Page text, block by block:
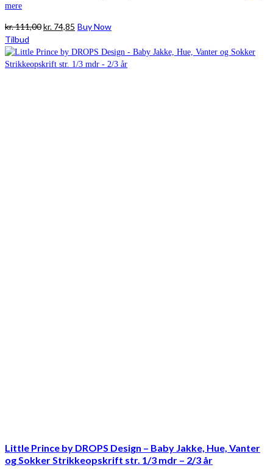
mere
kr.111,00Den
pris
var:
kr. 74,85 Den
pris
er:
Buy Now
Tilbud
Little Prince by DROPS Design – Baby Jakke, Hue, Vanter
og Sokker Strikkeopskrift str. 1/3 mdr – 2/3 år